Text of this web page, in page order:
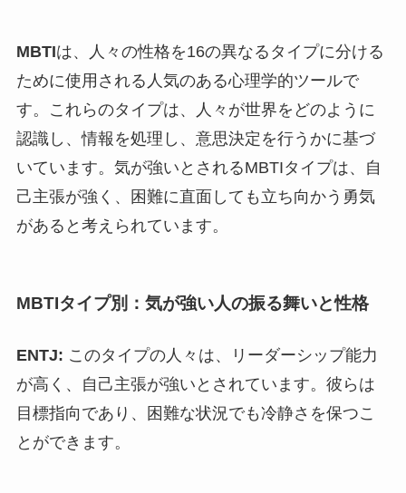
MBTIは、人々の性格を16の異なるタイプに分ける
ために使用される人気のある心理学的ツールで
す。これらのタイプは、人々が世界をどのように
認識し、情報を処理し、意思決定を行うかに基づ
いています。気が強いとされるMBTIタイプは、自
己主張が強く、困難に直面しても立ち向かう勇気
があると考えられています。
MBTIタイプ別：気が強い人の振る舞いと性格
ENTJ: このタイプの人々は、リーダーシップ能力
が高く、自己主張が強いとされています。彼らは
目標指向であり、困難な状況でも冷静さを保つこ
とができます。